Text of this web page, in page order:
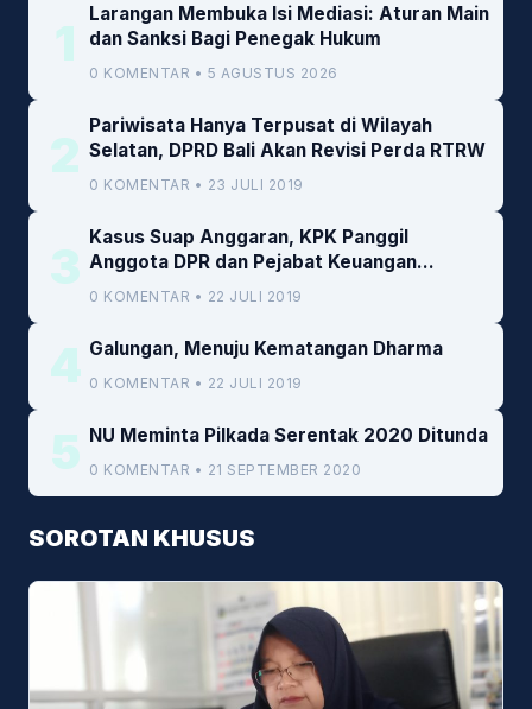
1
Larangan Membuka Isi Mediasi: Aturan Main
dan Sanksi Bagi Penegak Hukum
0 KOMENTAR • 5 AGUSTUS 2026
2
Pariwisata Hanya Terpusat di Wilayah
Selatan, DPRD Bali Akan Revisi Perda RTRW
0 KOMENTAR • 23 JULI 2019
3
Kasus Suap Anggaran, KPK Panggil
Anggota DPR dan Pejabat Keuangan
Kemenkeu
0 KOMENTAR • 22 JULI 2019
4 Galungan, Menuju Kematangan Dharma
0 KOMENTAR • 22 JULI 2019
5 NU Meminta Pilkada Serentak 2020 Ditunda
0 KOMENTAR • 21 SEPTEMBER 2020
SOROTAN KHUSUS